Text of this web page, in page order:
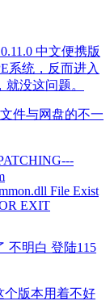
中文便携版
系统，反而进入
没这问题。
件与网盘的不一
File Exist
EXIT
不明白 登陆115
个版本用着不好